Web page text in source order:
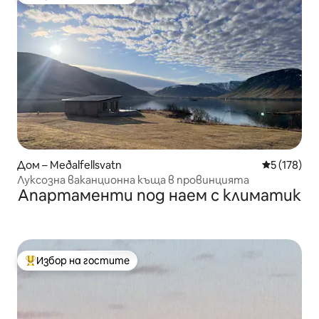
Дом – Meðalfellsvatn Средна
5 (178)
Луксозна ваканционна къща в провинцията
Апартаменти под наем с климатик
Най-популярен избор на гостите
Избор на гостите